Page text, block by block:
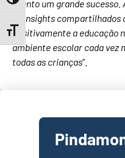
Toggle Font size
evento um grande
os insights
positivamente a educação
ambiente escolar cada vez
todas as crianças”.